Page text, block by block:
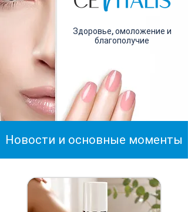
Здоровье, омоложение и
благополучие
Новости и основные моменты